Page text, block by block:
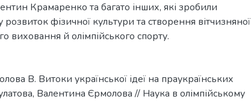
Крамаренко та багато інших, які зробили
фізичної культури та створення вітчизняної
виховання й олімпійського спорту.
В. Витоки української ідеї на праукраїнських
Валентина Єрмолова // Наука в олімпійському